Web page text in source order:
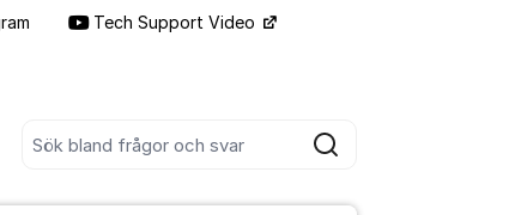
Sök
Tech Support Video Fler supportlänkar